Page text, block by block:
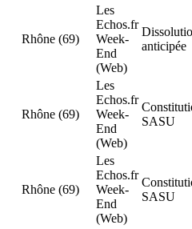
Rhône (69)
Les
Echos.fr
Week-
End
(Web)
anticipée
Rhône (69)
Les
Echos.fr
Week-
End
(Web)
SASU
Rhône (69)
Les
Echos.fr
Week-
End
(Web)
SASU